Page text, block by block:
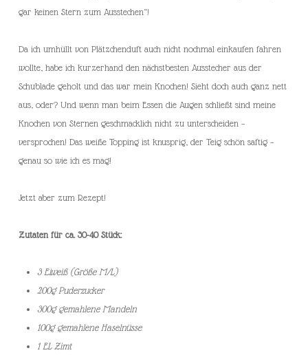
gar keinen Stern zum Ausstechen“!
Da ich umhüllt von Plätzchenduft auch nicht nochmal einkaufen fahren
wollte, habe ich kurzerhand den nächstbesten Ausstecher aus der
Schublade geholt und das war mein Knochen! Sieht doch auch ganz nett
aus, oder? Und wenn man beim Essen die Augen schließt sind meine
Knochen von Sternen geschmacklich nicht zu unterscheiden –
versprochen! Das weiße Topping ist knusprig, der Teig schön saftig –
genau so wie ich es mag!
Jetzt aber zum Rezept!
Zutaten für ca. 30-40 Stück:
3 Eiweiß (Größe M/L)
200g Puderzucker
300g gemahlene Mandeln
100g gemahlene Haselnüsse
1 EL Zimt